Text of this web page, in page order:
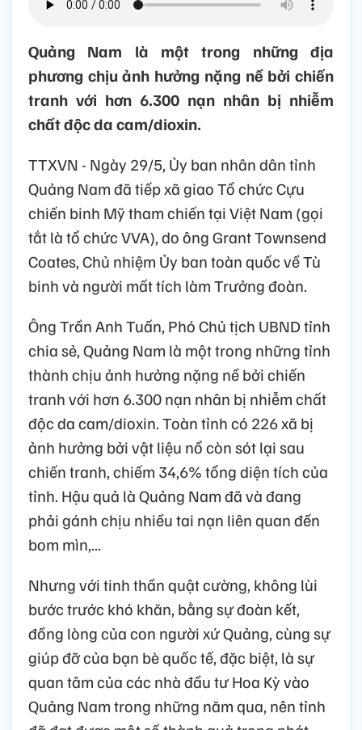
Quảng Nam là một trong những địa
phương chịu ảnh hưởng nặng nề bởi chiến
tranh với hơn 6.300 nạn nhân bị nhiễm
chất độc da cam/dioxin.
TTXVN - Ngày 29/5, Ủy ban nhân dân tỉnh
Quảng Nam đã tiếp xã giao Tổ chức Cựu
chiến binh Mỹ tham chiến tại Việt Nam (gọi
tắt là tổ chức VVA), do ông Grant Townsend
Coates, Chủ nhiệm Ủy ban toàn quốc về Tù
binh và người mất tích làm Trưởng đoàn.
Ông Trần Anh Tuấn, Phó Chủ tịch UBND tỉnh
chia sẻ, Quảng Nam là một trong những tỉnh
thành chịu ảnh hưởng nặng nề bởi chiến
tranh với hơn 6.300 nạn nhân bị nhiễm chất
độc da cam/dioxin. Toàn tỉnh có 226 xã bị
ảnh hưởng bởi vật liệu nổ còn sót lại sau
chiến tranh, chiếm 34,6% tổng diện tích của
tỉnh. Hậu quả là Quảng Nam đã và đang
phải gánh chịu nhiều tai nạn liên quan đến
bom mìn,...
Nhưng với tinh thần quật cường, không lùi
bước trước khó khăn, bằng sự đoàn kết,
đồng lòng của con người xứ Quảng, cùng sự
giúp đỡ của bạn bè quốc tế, đặc biệt, là sự
quan tâm của các nhà đầu tư Hoa Kỳ vào
Quảng Nam trong những năm qua, nên tỉnh